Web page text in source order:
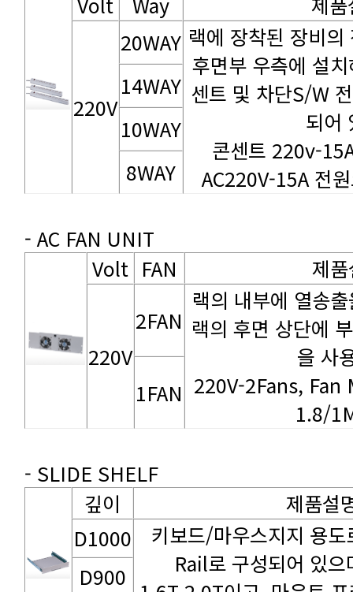
220V
20WAY
되어
콘센트 220v-
AC220V-15A 전
14WAY
10WAY
8WAY
- AC FAN UNIT
Volt FAN 제
220V
2FAN
을 사
1.8/
1FAN
- SLIDE SHELF
깊이
제품설
D1000
D900